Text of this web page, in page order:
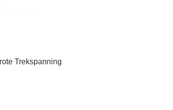
Trekspanning